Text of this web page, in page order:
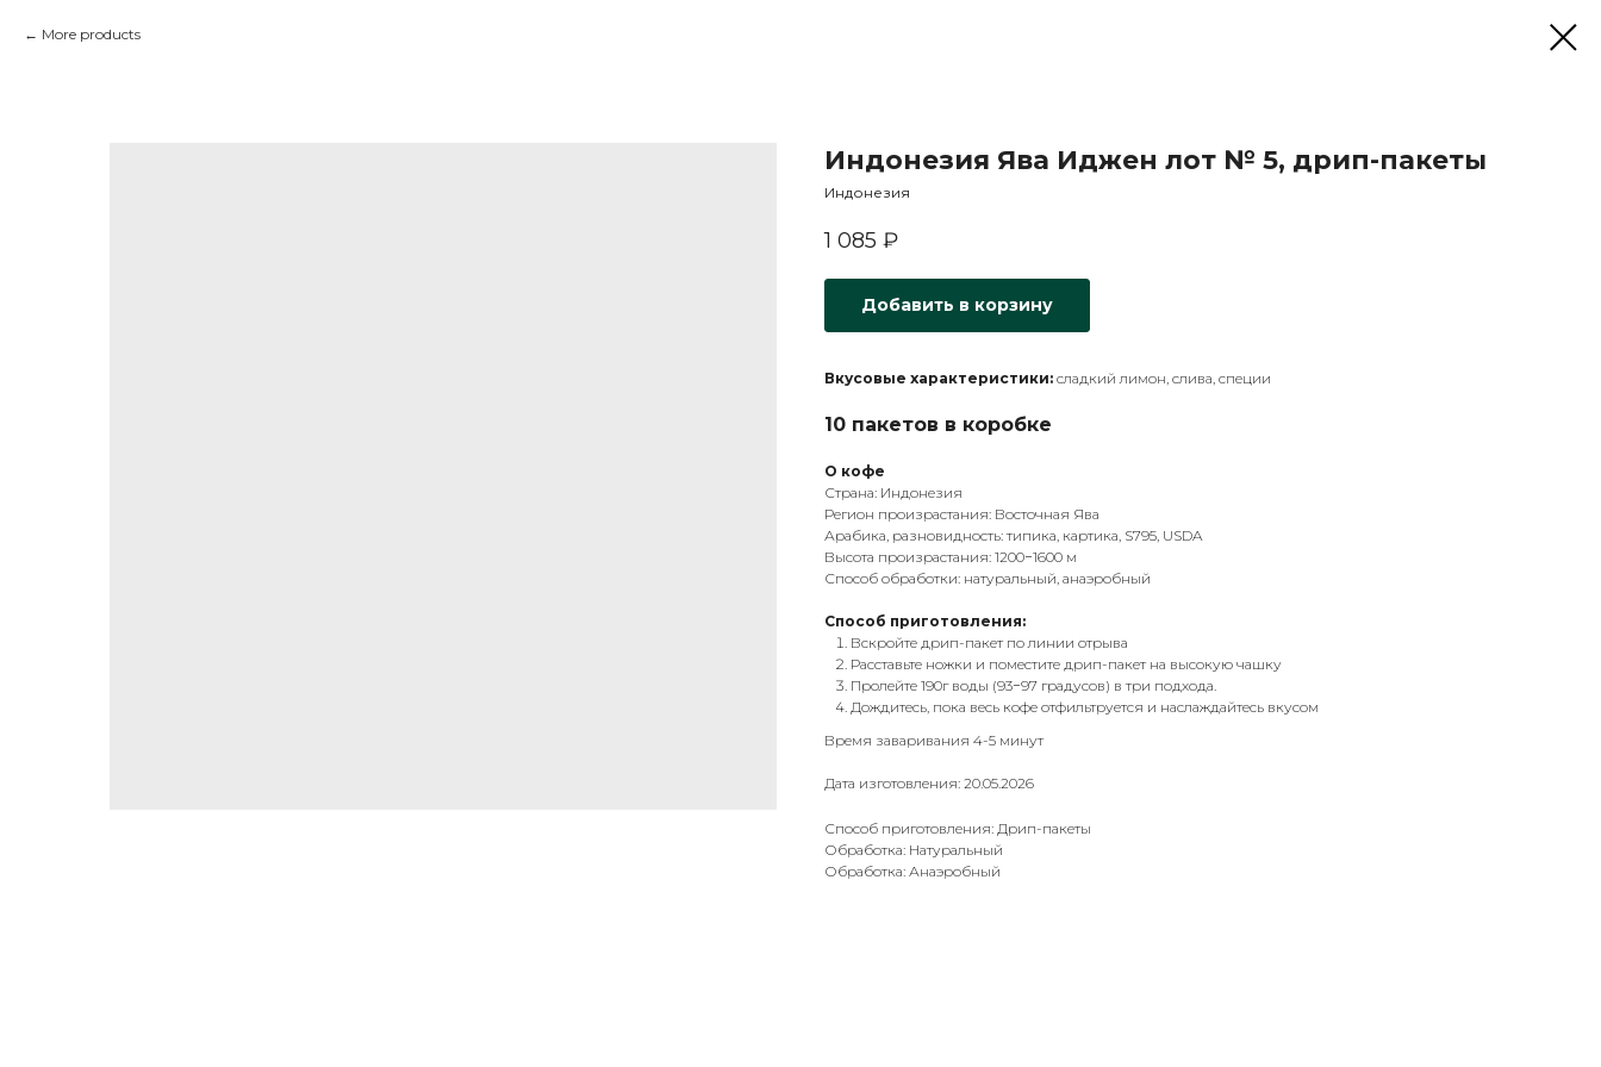
More products
Индонезия Ява Иджен лот № 5, дрип-пакеты
Индонезия
1 085 ₽
Добавить в корзину
Вкусовые характеристики: сладкий лимон, слива, специи
10 пакетов в коробке
О кофе
Страна: Индонезия
Регион произрастания: Восточная Ява
Арабика, разновидность: типика, картика, S795, USDA
Высота произрастания: 1200−1600 м
Способ обработки: натуральный, анаэробный
Способ приготовления:
Вскройте дрип-пакет по линии отрыва
Расставьте ножки и поместите дрип-пакет на высокую чашку
Пролейте 190г воды (93−97 градусов) в три подхода.
Дождитесь, пока весь кофе отфильтруется и наслаждайтесь вкусом
Время заваривания 4-5 минут
Дата изготовления: 20.05.2026
Способ приготовления: Дрип-пакеты
Обработка: Натуральный
Обработка: Анаэробный